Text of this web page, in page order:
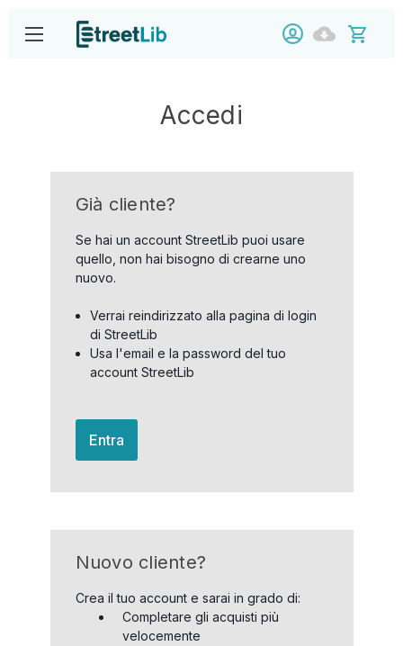
Accedi
Già cliente?
Se hai un account StreetLib puoi usare
quello, non hai bisogno di crearne uno
nuovo.
Verrai reindirizzato alla pagina di login
di StreetLib
Usa l'email e la password del tuo
account StreetLib
Entra
Nuovo cliente?
Crea il tuo account e sarai in grado di:
Completare gli acquisti più
velocemente